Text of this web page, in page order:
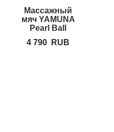
Массажный
мяч YAMUNA
Pearl Ball
4 790
RUB